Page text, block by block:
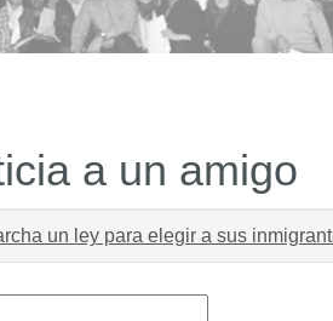
a un amigo
un ley para elegir a sus